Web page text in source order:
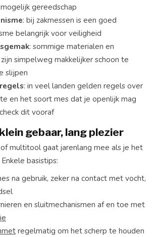
gereedschap
: bij zakmessen is een goed
belangrijk voor veiligheid
: sommige materialen en
simpelweg makkelijker schoon te
slijpen
: in veel landen gelden regels over
en het soort mes dat je openlijk mag
dit vooraf
gebaar, lang plezier
multitool gaat jarenlang mee als je het
basistips:
na gebruik, zeker na contact met vocht,
en sluitmechanismen af en toe met
regelmatig om het scherp te houden